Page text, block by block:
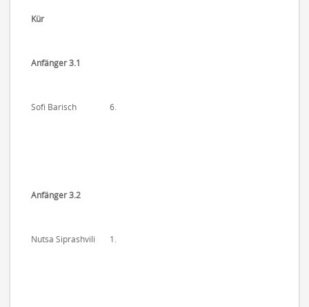
Kür
Anfänger 3.1
Sofi Barisch 6.
Anfänger 3.2
Nutsa Siprashvili 1.